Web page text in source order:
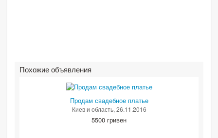
Похожие объявления
Продам свадебное платье
Киев и область, 26.11.2016
5500 гривен